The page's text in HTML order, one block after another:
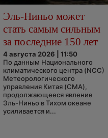
Эль-Ниньо может
стать самым сильным
за последние 150 лет
4 августа 2026 | 11:50
По данным Национального
климатического центра (NCC)
Метеорологического
управления Китая (CMA),
продолжающееся явление
Эль-Ниньо в Тихом океане
усиливается и...